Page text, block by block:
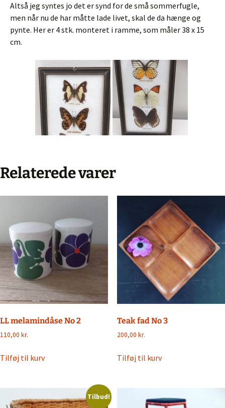
Altså jeg syntes jo det er synd for de små sommerfugle,
men når nu de har måtte lade livet, skal de da hænge og
pynte. Her er 4 stk. monteret i ramme, som måler 38 x 15
cm.
Relaterede varer
LL melamindåse No 2
110,00 kr.
Tilføj til kurv
Teak fad No 3
200,00 kr.
Tilføj til kurv
Tilbud!